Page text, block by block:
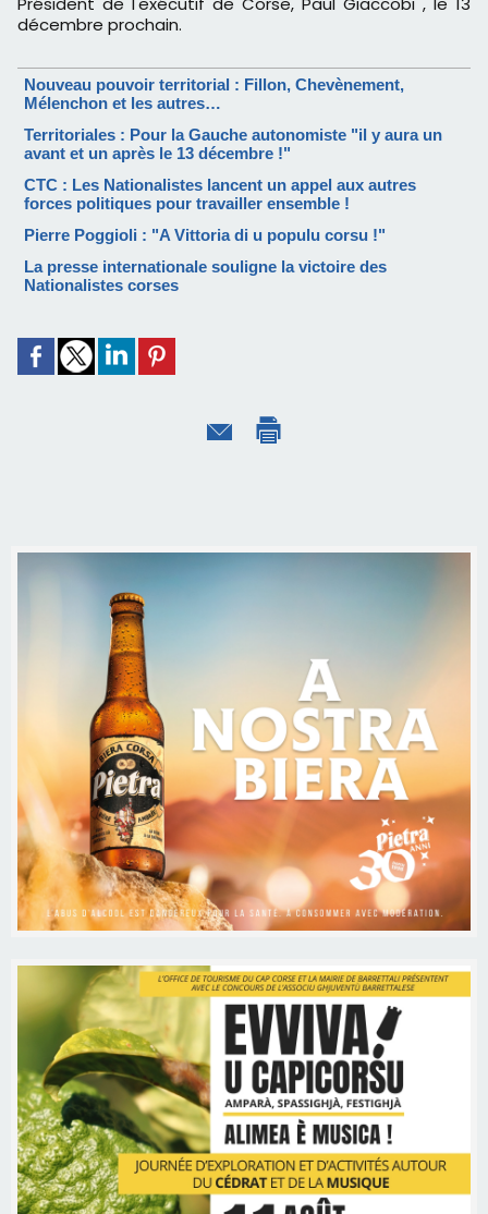
décembre prochain.
Nouveau pouvoir territorial : Fillon, Chevènement,
Mélenchon et les autres…
Territoriales : Pour la Gauche autonomiste "il y aura un
avant et un après le 13 décembre !"
CTC : Les Nationalistes lancent un appel aux autres
forces politiques pour travailler ensemble !
Pierre Poggioli : "A Vittoria di u populu corsu !"
La presse internationale souligne la victoire des
Nationalistes corses